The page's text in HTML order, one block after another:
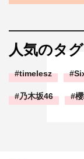
人気のタグ
timelesz
乃木坂46